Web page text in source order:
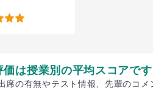
価は授業別の平均スコアです
席の有無やテスト情報、先輩のコメ